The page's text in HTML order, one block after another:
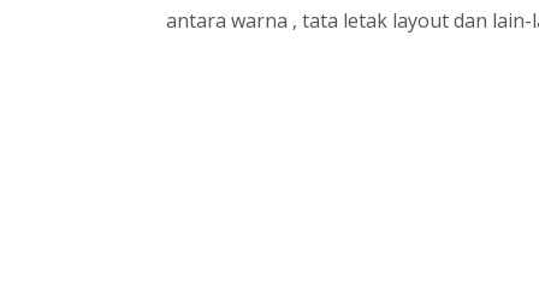
antara warna , tata letak layout dan lain-